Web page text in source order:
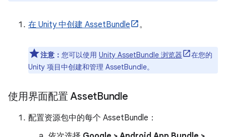
在 Unity 中创建 AssetBundle 。
注意： 您可以使用 Unity AssetBundle 浏览器
在您的
Unity 项目中创建和管理 AssetBundle。
使用界面配置 AssetBundle
配置资源包中的每个 AssetBundle：